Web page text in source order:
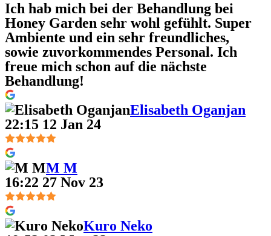
Ich hab mich bei der Behandlung bei
Honey Garden sehr wohl gefühlt. Super
Ambiente und ein sehr freundliches,
sowie zuvorkommendes Personal. Ich
freue mich schon auf die nächste
Behandlung!
Elisabeth Oganjan
22:15 12 Jan 24
M M
16:22 27 Nov 23
Kuro Neko